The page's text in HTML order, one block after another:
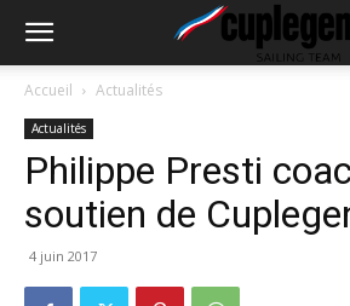
Accueil Actualités
Actualités
Philippe Presti
soutien de
4 juin 2017